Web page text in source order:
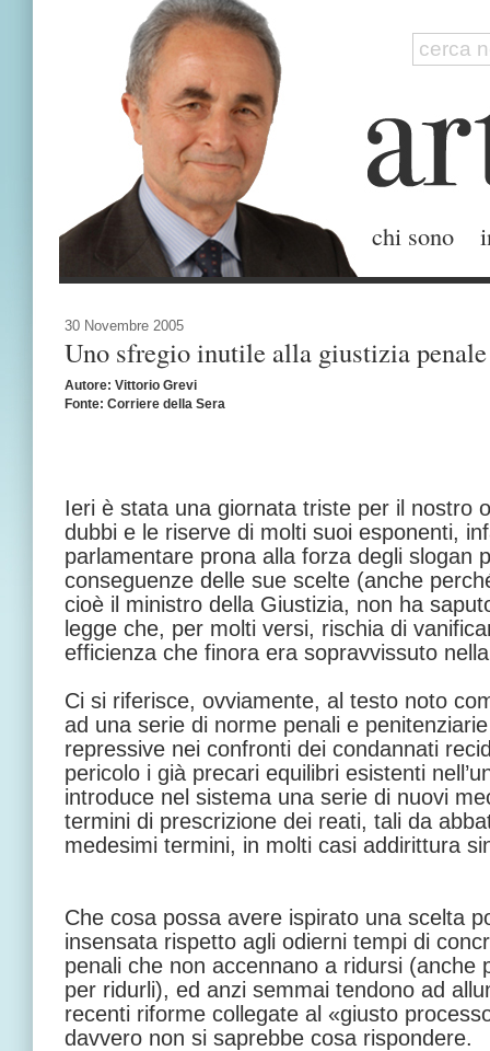
chi sono
30 Novembre 2005
Uno sfregio inutile alla giustizia penale
Autore: Vittorio Grevi
Fonte: Corriere della Sera
Ieri è stata una giornata triste per il nostro
dubbi e le riserve di molti suoi esponenti,
parlamentare prona alla forza degli slogan
conseguenze delle sue scelte (anche
cioè il ministro della Giustizia, non ha
legge che, per molti versi, rischia di
efficienza che finora era sopravvissuto
Ci si riferisce, ovviamente, al testo noto
ad una serie di norme penali e
repressive nei confronti dei condannati
pericolo i già precari equilibri esistenti
introduce nel sistema una serie di nuovi
termini di prescrizione dei reati, tali da
medesimi termini, in molti casi addirittura
Che cosa possa avere ispirato una scelta
insensata rispetto agli odierni tempi di
penali che non accennano a ridursi (anche
per ridurli), ed anzi semmai tendono ad
recenti riforme collegate al «giusto
davvero non si saprebbe cosa rispondere.